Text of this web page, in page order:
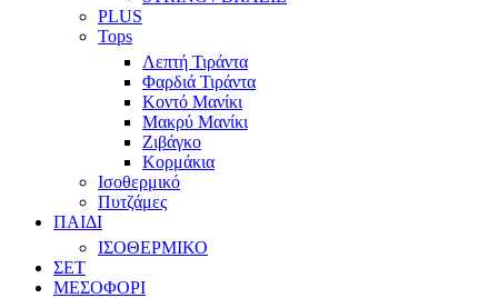
PLUS
Tops
Λεπτή Τιράντα
Φαρδιά Τιράντα
Κοντό Μανίκι
Μακρύ Μανίκι
Ζιβάγκο
Κορμάκια
Ισοθερμικό
Πυτζάμες
ΠΑΙΔΙ
ΙΣΟΘΕΡΜΙΚΟ
ΣΕΤ
ΜΕΣΟΦΟΡΙ